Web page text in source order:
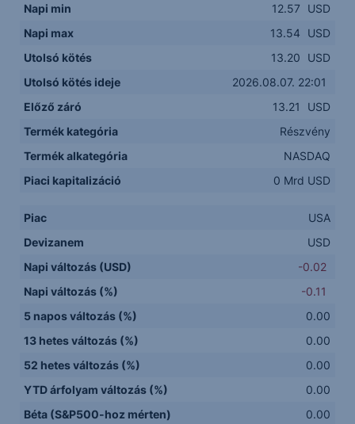
Napi min
12.57
USD
Napi max
13.54
USD
Utolsó kötés
13.20
USD
Utolsó kötés ideje
2026.08.07. 22:01
Előző záró
13.21
USD
Termék kategória
Részvény
Termék alkategória
NASDAQ
Piaci kapitalizáció
0 Mrd USD
Piac
USA
Devizanem
USD
Napi változás (USD)
-0.02
Napi változás (%)
-0.11
5 napos változás (%)
0.00
13 hetes változás (%)
0.00
52 hetes változás (%)
0.00
YTD árfolyam változás (%)
0.00
Béta (S&P500-hoz mérten)
0.00